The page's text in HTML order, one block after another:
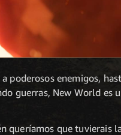
poderosos enemigos,
guerras, New World es
queríamos que tuvierais